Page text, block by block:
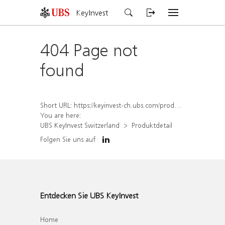
KeyInvest
404 Page not
found
Short URL: https://keyinvest-ch.ubs.com/produkt/detail/index/isin/CH1570497623
You are here:
UBS KeyInvest Switzerland
Produktdetail
Folgen Sie uns auf
Entdecken Sie UBS KeyInvest
Home